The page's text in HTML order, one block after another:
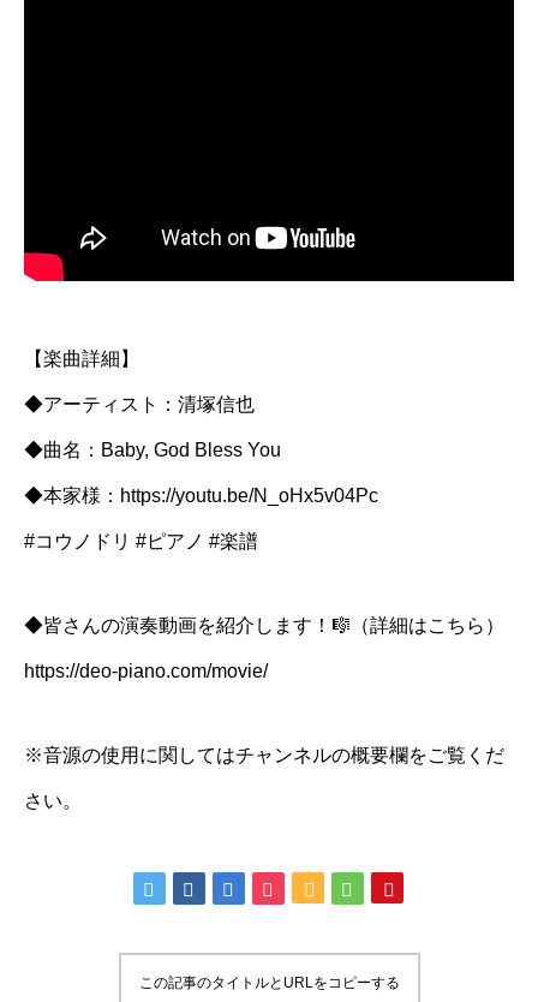
【楽曲詳細】
◆アーティスト：清塚信也
◆曲名：Baby, God Bless You
◆本家様：https://youtu.be/N_oHx5v04Pc
#コウノドリ #ピアノ #楽譜
◆皆さんの演奏動画を紹介します！🎼（詳細はこちら）
https://deo-piano.com/movie/
※音源の使用に関してはチャンネルの概要欄をご覧くだ
さい。
この記事のタイトルとURLをコピーする